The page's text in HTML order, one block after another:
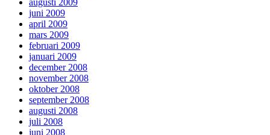
augusti 2009
juni 2009
april 2009
mars 2009
februari 2009
januari 2009
december 2008
november 2008
oktober 2008
september 2008
augusti 2008
juli 2008
juni 2008